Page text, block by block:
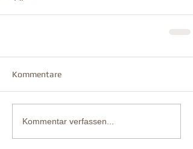
Kommentare
Kommentar verfassen...